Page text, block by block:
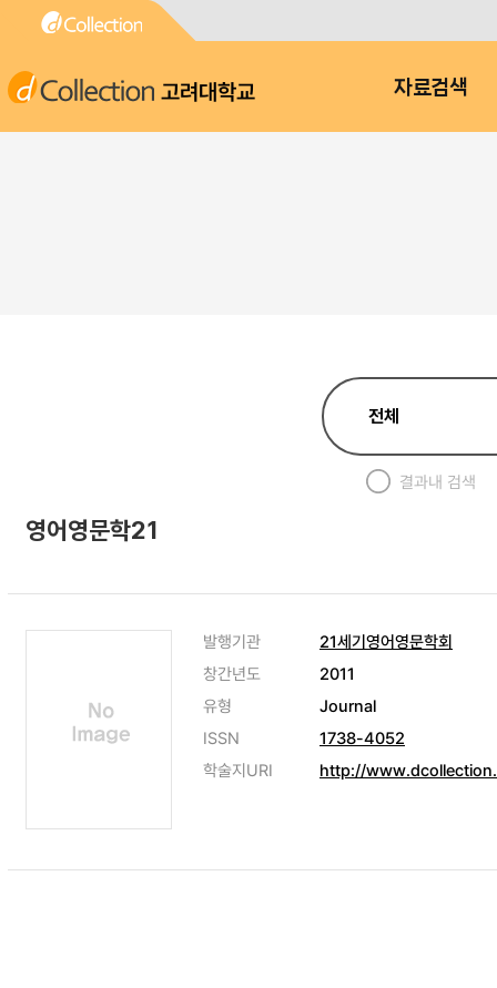
고려대학교 자료검색
결과내 검색
영어영문학21
발행기관
21세기영어영문학회
창간년도
2011
유형
Journal
ISSN
1738-4052
학술지URI
http://